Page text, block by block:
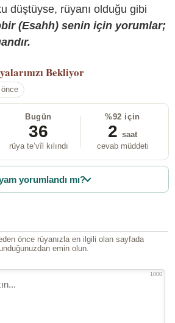
düştüyse, rüyanı olduğu gibi
(Esahh) senin için yorumlar;
Bekliyor
Bugün
36
rüya te’vîl kılındı
%92 için
2 saat
cevab müddeti
yorumlandı mı?
önce rüyanızla en ilgili olan sayfada
emin olun.
1000